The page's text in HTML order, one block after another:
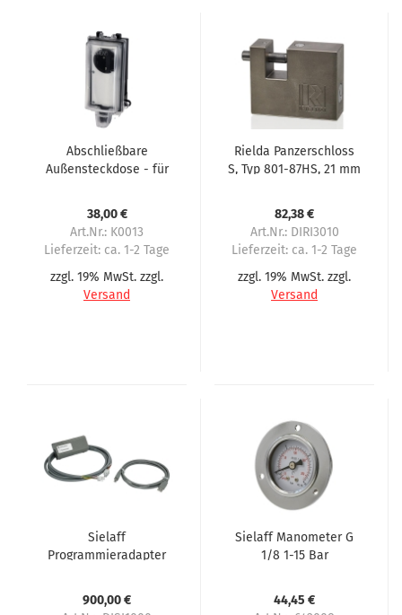
Abschließbare
Außensteckdose - für
im Außenbereich
38,00 €
Art.Nr.: K0013
Lieferzeit: ca. 1-2 Tage
zzgl. 19% MwSt. zzgl.
Versand
Rielda Panzerschloss
S, Typ 801-87HS, 21 mm
82,38 €
Art.Nr.: DIRI3010
Lieferzeit: ca. 1-2 Tage
zzgl. 19% MwSt. zzgl.
Versand
Sielaff
Programmieradapter
Vollversion
900,00 €
Sielaff Manometer G
1/8 1-15 Bar
44,45 €